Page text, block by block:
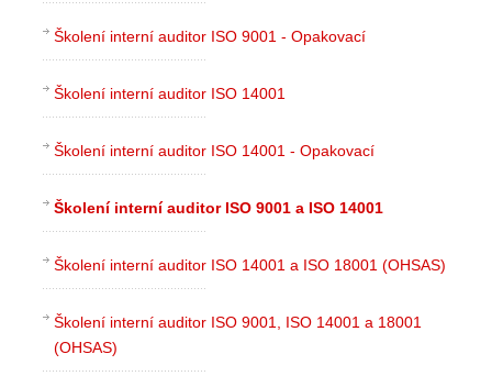
Školení interní auditor ISO 9001 - Opakovací
Školení interní auditor ISO 14001
Školení interní auditor ISO 14001 - Opakovací
Školení interní auditor ISO 9001 a ISO 14001
Školení interní auditor ISO 14001 a ISO 18001 (OHSAS)
Školení interní auditor ISO 9001, ISO 14001 a 18001
(OHSAS)